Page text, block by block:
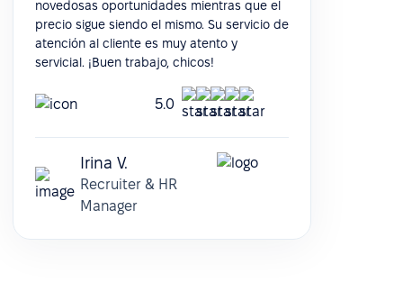
novedosas oportunidades mientras que el
precio sigue siendo el mismo. Su servicio de
atención al cliente es muy atento y
servicial. ¡Buen trabajo, chicos!
5.0
Irina V.
Recruiter & HR
Manager